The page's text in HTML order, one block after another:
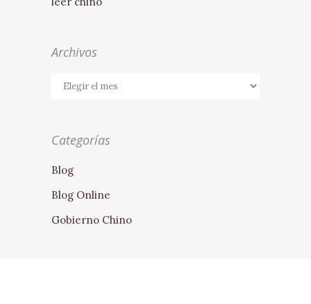
Archivos
Archivos
Categorías
Blog
Blog Online
Gobierno Chino